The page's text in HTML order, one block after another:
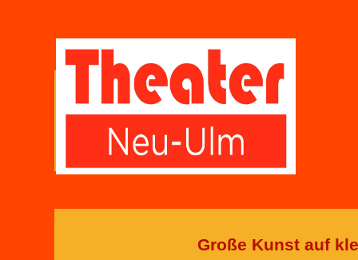
Große Kunst auf